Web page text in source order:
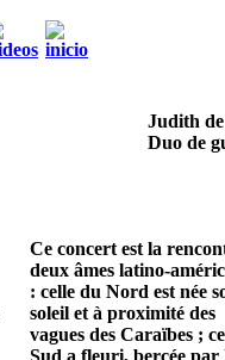
Judith
Duo de
Ce concert est la
deux âmes latino-
: celle du Nord est née
soleil et à proximité des
vagues des Caraïbes ;
Sud a fleuri, bercée par